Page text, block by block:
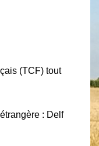
(TCF) tout
: Delf